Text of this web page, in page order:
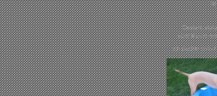
Gestern
über kleine
Ich dachte